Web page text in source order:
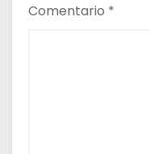
Comentario *